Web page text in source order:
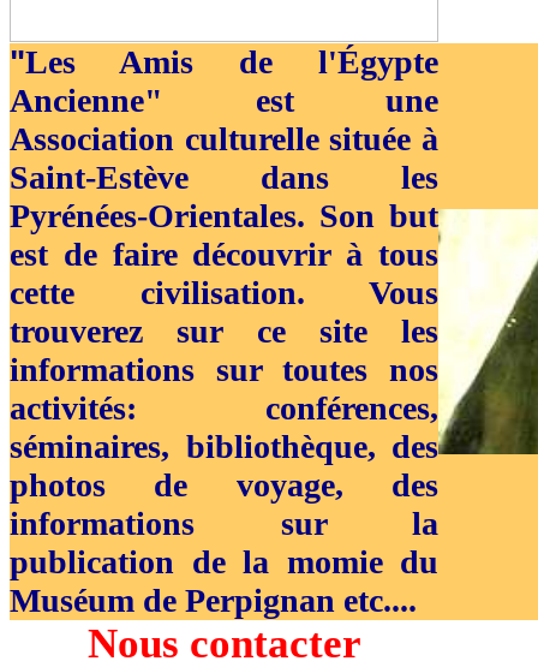
"Les Amis de l'Égypte
Ancienne" est une
Association culturelle située à
Saint-Estève dans les
Pyrénées-Orientales. Son but
est de faire découvrir à tous
cette civilisation. Vous
trouverez sur ce site les
informations sur toutes nos
activités: conférences,
séminaires, bibliothèque, des
photos de voyage, des
informations sur la
publication de la momie du
Muséum de Perpignan etc....
Nous contacter